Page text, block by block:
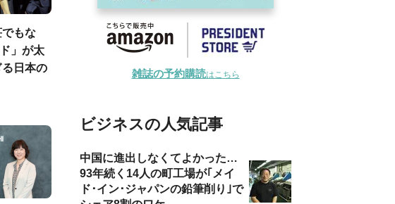
もな
」が太
日本の
雑誌の予約購読はこちら
ビジネスの人気記事
中国に進出しなくてよかった…
93年続く14人の町工場が｢メイ
ド･イン･ジャパンの鉛筆削り｣で